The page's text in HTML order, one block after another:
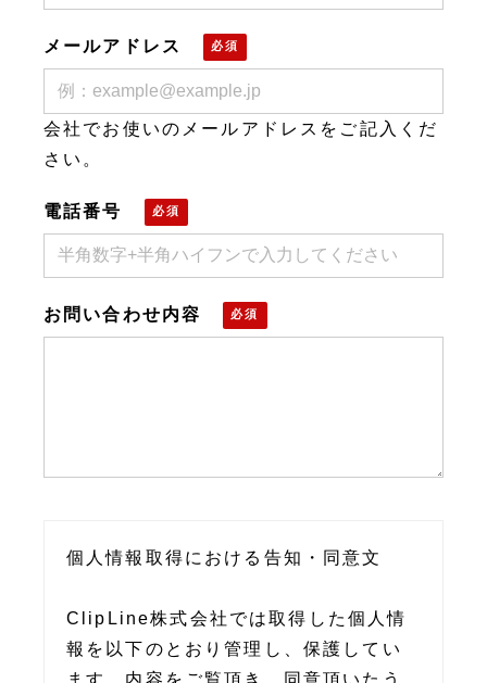
メールアドレス
会社でお使いのメールアドレスをご記入くだ
さい。
電話番号
お問い合わせ内容
個人情報取得における告知・同意文
ClipLine株式会社では取得した個人情
報を以下のとおり管理し、保護してい
ます。内容をご覧頂き、同意頂いたう